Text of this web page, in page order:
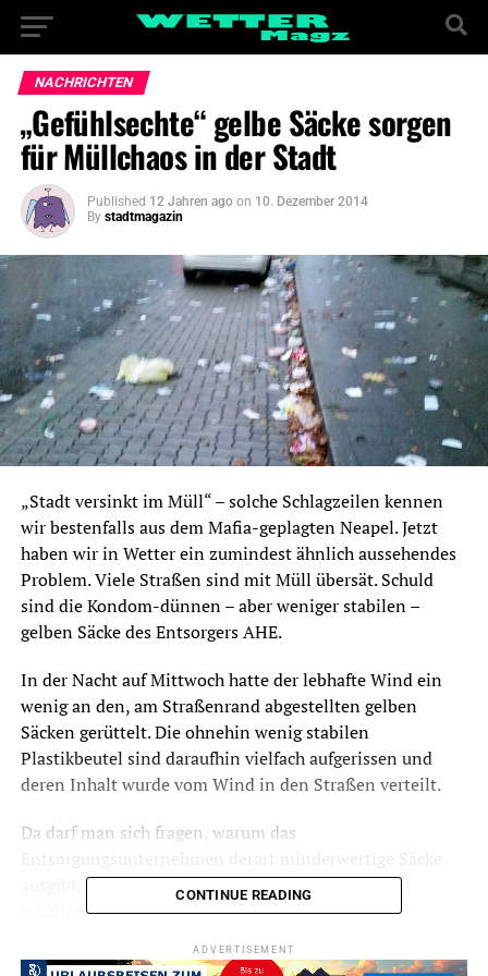
NACHRICHTEN
„Gefühlsechte“ gelbe Säcke sorgen
für Müllchaos in der Stadt
Published 12 Jahren ago on 10. Dezember 2014
By stadtmagazin
„Stadt versinkt im Müll“ – solche Schlagzeilen kennen
wir bestenfalls aus dem Mafia-geplagten Neapel. Jetzt
haben wir in Wetter ein zumindest ähnlich aussehendes
Problem. Viele Straßen sind mit Müll übersät. Schuld
sind die Kondom-dünnen – aber weniger stabilen –
gelben Säcke des Entsorgers AHE.
In der Nacht auf Mittwoch hatte der lebhafte Wind ein
wenig an den, am Straßenrand abgestellten gelben
Säcken gerüttelt. Die ohnehin wenig stabilen
Plastikbeutel sind daraufhin vielfach aufgerissen und
deren Inhalt wurde vom Wind in den Straßen verteilt.
Da darf man sich fragen, warum das
ausgibt. Haben wir gemacht und folgende Antwort
erhalten:
„Wir hatten in den letzten Monaten einige
CONTINUE READING
ADVERTISEMENT